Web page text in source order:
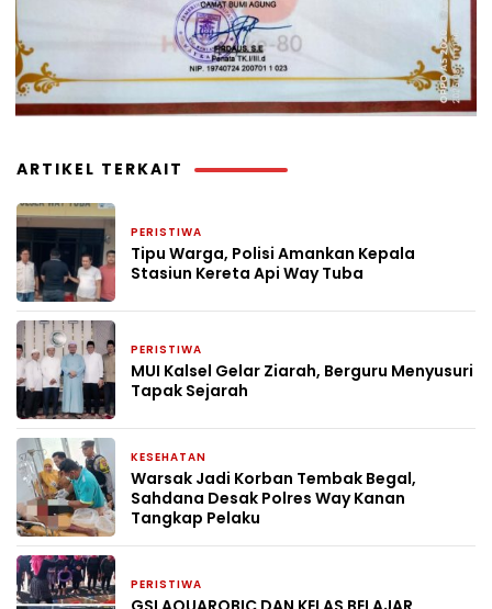
ARTIKEL TERKAIT
PERISTIWA
Tipu Warga, Polisi Amankan Kepala
Stasiun Kereta Api Way Tuba
PERISTIWA
MUI Kalsel Gelar Ziarah, Berguru Menyusuri
Tapak Sejarah
KESEHATAN
Warsak Jadi Korban Tembak Begal,
Sahdana Desak Polres Way Kanan
Tangkap Pelaku
PERISTIWA